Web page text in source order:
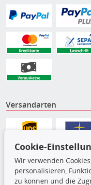
Versandarten
Cookie-
Wir verwenden
personalisieren,
zu können und die